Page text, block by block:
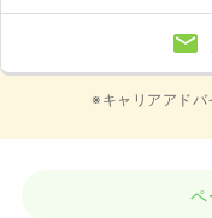
※キャリアアドバ
ペ